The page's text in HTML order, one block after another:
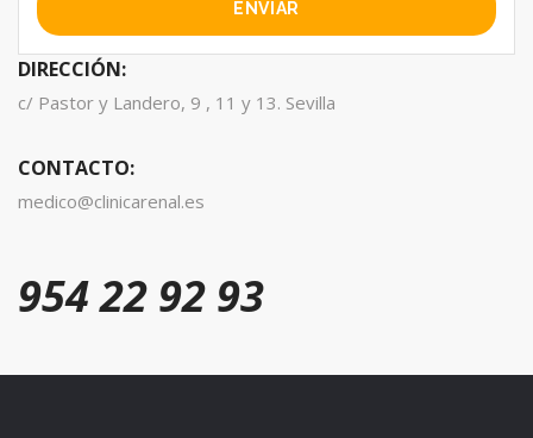
DIRECCIÓN:
c/ Pastor y Landero, 9 , 11 y 13. Sevilla
CONTACTO:
medico@clinicarenal.es
954 22 92 93